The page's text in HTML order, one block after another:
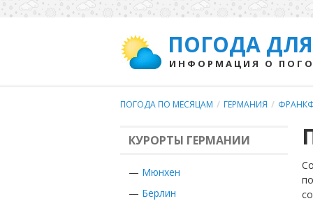
ПОГОДА
ИНФОРМАЦИЯ О
ПОГОДА ПО МЕСЯЦАМ / ГЕРМАНИЯ /
КУРОРТЫ ГЕРМАНИИ
— Мюнхен
— Берлин